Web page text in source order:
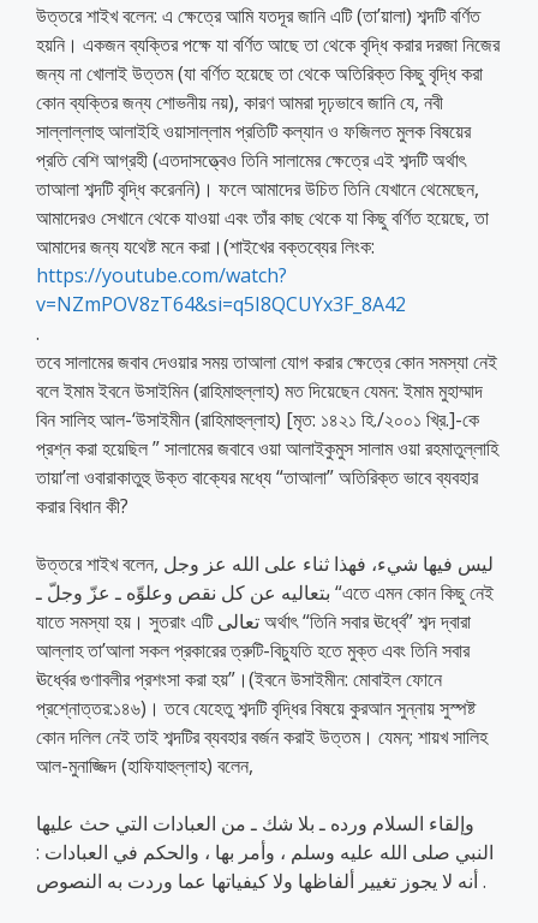
উত্তরে শাইখ বলেন: এ ক্ষেত্রে আমি যতদূর জানি এটি (তা’য়ালা) শব্দটি বর্ণিত
হয়নি। একজন ব্যক্তির পক্ষে যা বর্ণিত আছে তা থেকে বৃদ্ধি করার দরজা নিজের
জন্য না খোলাই উত্তম (যা বর্ণিত হয়েছে তা থেকে অতিরিক্ত কিছু বৃদ্ধি করা
কোন ব্যক্তির জন্য শোভনীয় নয়), কারণ আমরা দৃঢ়ভাবে জানি যে, নবী
সাল্লাল্লাহু আলাইহি ওয়াসাল্লাম প্রতিটি কল্যান ও ফজিলত মুলক বিষয়ের
প্রতি বেশি আগ্রহী (এতদাসত্ত্বেও তিনি সালামের ক্ষেত্রে এই শব্দটি অর্থাৎ
তাআলা শব্দটি বৃদ্ধি করেননি)। ফলে আমাদের উচিত তিনি যেখানে থেমেছেন,
আমাদেরও সেখানে থেকে যাওয়া এবং তাঁর কাছ থেকে যা কিছু বর্ণিত হয়েছে, তা
আমাদের জন্য যথেষ্ট মনে করা।(শাইখের বক্তব্যের লিংক:
https://youtube.com/watch?
v=NZmPOV8zT64&si=q5I8QCUYx3F_8A42
.
তবে সালামের জবাব দেওয়ার সময় তাআলা যোগ করার ক্ষেত্রে কোন সমস্যা নেই
বলে ইমাম ইবনে উসাইমিন (রাহিমাহুল্লাহ) মত দিয়েছেন যেমন: ইমাম মুহাম্মাদ
বিন সালিহ আল-‘উসাইমীন (রাহিমাহুল্লাহ) [মৃত: ১৪২১ হি./২০০১ খ্রি.]-কে
প্রশ্ন করা হয়েছিল ” সালামের জবাবে ওয়া আলাইকুমুস সালাম ওয়া রহমাতুল্লাহি
তায়া’লা ওবারাকাতুহু উক্ত বাক্যের মধ্যে “তাআলা” অতিরিক্ত ভাবে ব্যবহার
করার বিধান কী?
উত্তরে শাইখ বলেন, ليس فيها شيء، فهذا ثناء على الله عز وجل
بتعاليه عن كل نقص وعلوِّه ـ عزّ وجلّ ـ “এতে এমন কোন কিছু নেই
যাতে সমস্যা হয়। সুতরাং এটি تعالى অর্থাৎ “তিনি সবার ঊর্ধ্বে” শব্দ দ্বারা
আল্লাহ তা’আলা সকল প্রকারের ত্রুটি-বিচ্যুতি হতে মুক্ত এবং তিনি সবার
ঊর্ধ্বের গুণাবলীর প্রশংসা করা হয়”।(ইবনে উসাইমীন: মোবাইল ফোনে
প্রশ্নোত্তর:১৪৬)। তবে যেহেতু শব্দটি বৃদ্ধির বিষয়ে কুরআন সুন্নায় সুস্পষ্ট
কোন দলিল নেই তাই শব্দটির ব্যবহার বর্জন করাই উত্তম। যেমন; শায়খ সালিহ
আল-মুনাজ্জিদ (হাফিযাহুল্লাহ) বলেন,
وإلقاء السلام ورده ـ بلا شك ـ من العبادات التي حث عليها
النبي صلى الله عليه وسلم ، وأمر بها ، والحكم في العبادات :
أنه لا يجوز تغيير ألفاظها ولا كيفياتها عما وردت به النصوص .